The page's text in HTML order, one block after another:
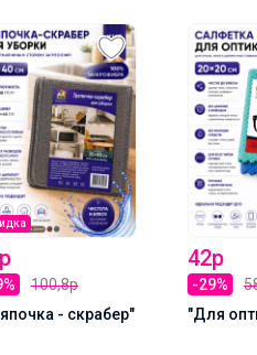
100,8р
- скрабер"
42р
-29%